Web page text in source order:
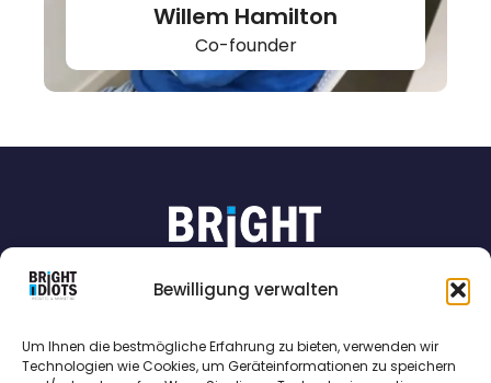
Bewilligung verwalten
Um Ihnen die bestmögliche Erfahrung zu bieten, verwenden wir
Technologien wie Cookies, um Geräteinformationen zu speichern
Willem Hamilton
Co-founder
Bright Idiots B.V. Unsere